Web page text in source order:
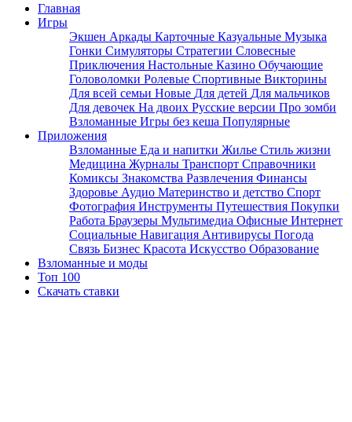
Главная
Игры
Экшен Аркады Карточные Казуальные Музыка
Гонки Симуляторы Стратегии Словесные
Приключения Настольные Казино Обучающие
Головоломки Ролевые Спортивные Викторины
Для всей семьи Новые Для детей Для мальчиков
Для девочек На двоих Русские версии Про зомби
Взломанные Игры без кеша Популярные
Приложения
Взломанные Еда и напитки Жилье Стиль жизни
Медицина Журналы Транспорт Справочники
Комиксы Знакомства Развлечения Финансы
Здоровье Аудио Материнство и детство Спорт
Фотография Инструменты Путешествия Покупки
Работа Браузеры Мультимедиа Офисные Интернет
Социальные Навигация Антивирусы Погода
Связь Бизнес Красота Искусство Образование
Взломанные и моды
Топ 100
Скачать ставки